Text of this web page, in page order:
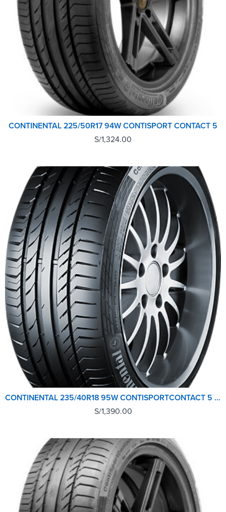
CONTINENTAL 225/50R17 94W CONTISPORT CONTACT 5
S/1,324.00
CONTINENTAL 235/40R18 95W CONTISPORTCONTACT 5 CONTISEAL
S/1,390.00